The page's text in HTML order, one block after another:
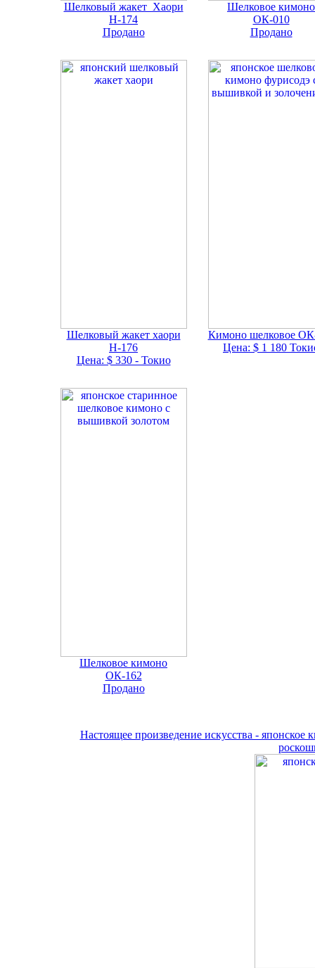
Шелковый жакет Хаори
Н-174
Продано
Шелковое кимоно
ОК-010
Продано
Шелковый жакет хаори
Н-176
Цена: $ 330 - Токио
Кимоно шелковое
Цена: $ 1 180
Шелковое кимоно
ОК-162
Продано
Настоящее произведение искусства -